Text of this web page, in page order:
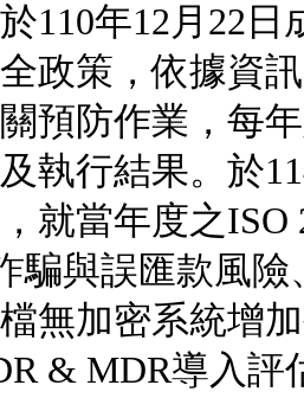
110年12月22
政策，依據資
預防作業，每
執行結果。於
就當年度之ISO
騙與誤匯款風
無加密系統增
& MDR導入